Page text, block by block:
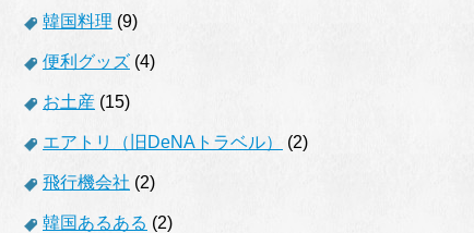
韓国料理 (9)
便利グッズ (4)
お土産 (15)
エアトリ（旧DeNAトラベル） (2)
飛行機会社 (2)
韓国あるある (2)